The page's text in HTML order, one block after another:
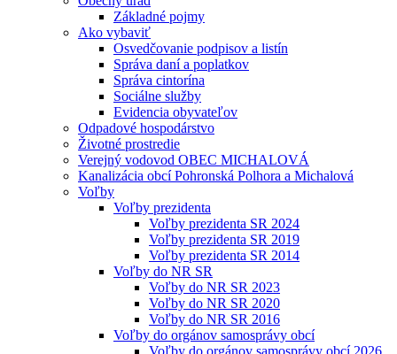
Základné pojmy
Ako vybaviť
Osvedčovanie podpisov a listín
Správa daní a poplatkov
Správa cintorína
Sociálne služby
Evidencia obyvateľov
Odpadové hospodárstvo
Životné prostredie
Verejný vodovod OBEC MICHALOVÁ
Kanalizácia obcí Pohronská Polhora a Michalová
Voľby
Voľby prezidenta
Voľby prezidenta SR 2024
Voľby prezidenta SR 2019
Voľby prezidenta SR 2014
Voľby do NR SR
Voľby do NR SR 2023
Voľby do NR SR 2020
Voľby do NR SR 2016
Voľby do orgánov samosprávy obcí
Voľby do orgánov samosprávy obcí 2026